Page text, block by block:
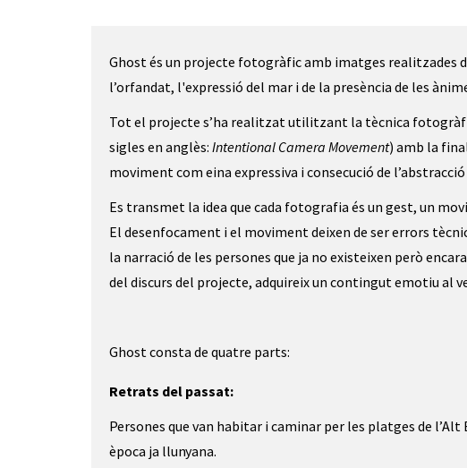
Ghost és un projecte fotogràfic amb imatges realitzades
l’orfandat, l'expressió del mar i de la presència de les
Tot el projecte s’ha realitzat utilitzant la tècnica
sigles en anglès: Intentional Camera Movement) amb la
moviment com eina expressiva i consecució de
Es transmet la idea que cada fotografia és un gest, un
El desenfocament i el moviment deixen de ser errors
la narració de les persones que ja no existeixen però
del discurs del projecte, adquireix un contingut emotiu al
Ghost consta de quatre parts:
Retrats del passat:
Persones que van habitar i caminar per les platges de
època ja llunyana.